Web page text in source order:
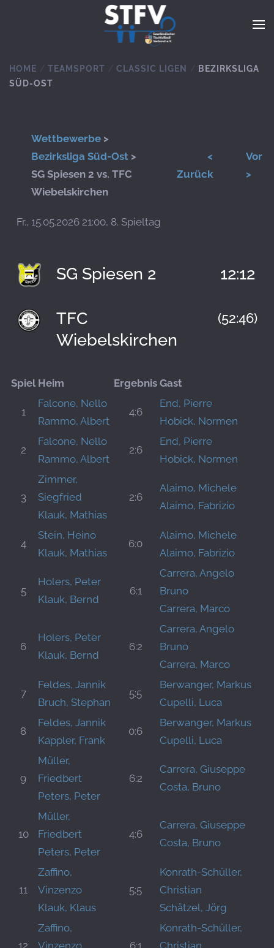
Zum Hauptinhalt springen
HOME TEAMSPORT CLASSIC LIGEN
BEZIRKSLIGA
SÜD-OST
Wettbewerbe >
Bezirksliga Süd-Ost >
SG Spiesen 2 vs. TFC
Wiebelskirchen
<
Zurück
Vor
>
Fr., 15.05.2026 21:00, 8. Spieltag
SG Spiesen 2 12:12
(52:46)
TFC
Wiebelskirchen
Spiel Heim Ergebnis Gast
1
Falcone, Nello
Rammo, Albert
4:6
End, Pierre
Hobick, Normen
2
Falcone, Nello
Rammo, Albert
2:6
End, Pierre
Hobick, Normen
3
Zimmer,
Siegfried
Klauk, Mathias
2:6
Alaimo, Michele
Alaimo, Fabrizio
4
Stein, Heino
Klauk, Mathias
6:0
Alaimo, Michele
Alaimo, Fabrizio
5
Holers, Peter
Klauk, Bernd
6:1
Carrera, Angelo
Bruno
Carrera, Marco
6
Holers, Peter
Klauk, Bernd
6:2
Carrera, Angelo
Bruno
Carrera, Marco
7
Feldes, Jannik
Bruch, Stephan
5:5
Berwanger, Markus
Cupelli, Luca
8
Feldes, Jannik
Kappler, Frank
0:6
Berwanger, Markus
Cupelli, Luca
9
Müller,
Friedbert
Peters, Peter
6:2
Carrera, Giuseppe
Costa, Bruno
10
Müller,
Friedbert
Peters, Peter
4:6
Carrera, Giuseppe
Costa, Bruno
11
Zaffino,
Vinzenzo
Klauk, Klaus
5:5
Konrath-Schüller,
Christian
Schätzel, Jörg
12
Zaffino,
Vinzenzo
6:1
Konrath-Schüller,
Christian